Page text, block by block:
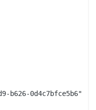
b626-0d4c7bfce5b6"